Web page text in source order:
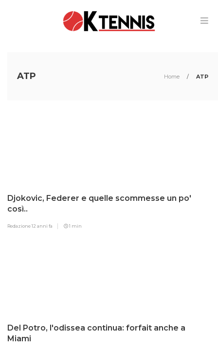
ATP Home / ATP
Djokovic, Federer e quelle scommesse un po'
così..
Redazione12 anni fa 1 min
Del Potro, l'odissea continua: forfait anche a
Miami